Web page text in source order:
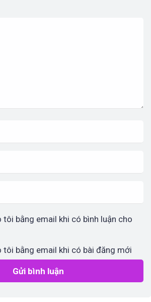
tôi bằng email khi có bình luận cho
tôi bằng email khi có bài đăng mới